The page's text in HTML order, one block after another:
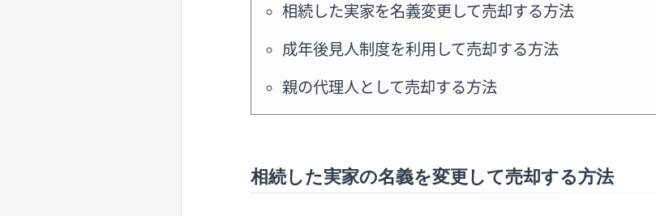
相続した実家を名義変更して売却する方法
成年後見人制度を利用して売却する方法
親の代理人として売却する方法
相続した実家の名義を変更して売却する方法